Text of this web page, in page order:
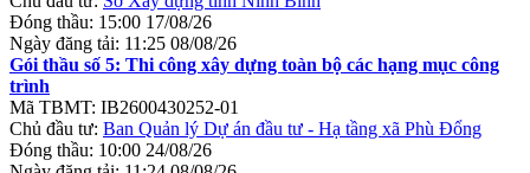
Đóng thầu: 15:00 17/08/26
Ngày đăng tải: 11:25 08/08/26
Gói thầu số 5: Thi công xây dựng toàn bộ các hạng mục công
trình
Mã TBMT: IB2600430252-01
Chủ đầu tư: Ban Quản lý Dự án đầu tư - Hạ tầng xã Phù Đổng
Đóng thầu: 10:00 24/08/26